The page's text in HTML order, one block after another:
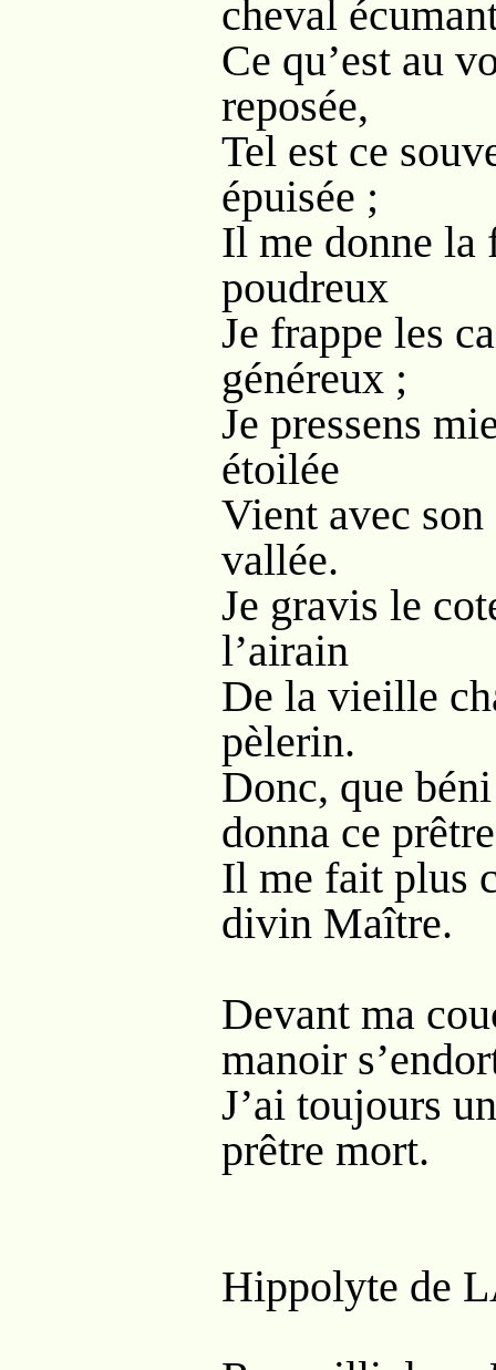
cheval
Ce qu’est au
reposée,
Tel est ce
épuisée ;
Il me donne la
poudreux
Je frappe les
généreux ;
Je pressens
étoilée
Vient avec
vallée.
Je gravis le
l’airain
De la vieille
pèlerin.
Donc, que
donna ce
Il me fait plus
divin Maître.
Devant ma
manoir
J’ai toujours
prêtre mort.
Hippolyte de L